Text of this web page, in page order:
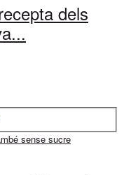
dels